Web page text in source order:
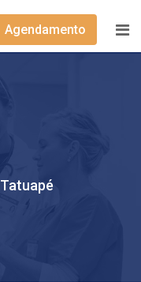
Agendamento
Tatuapé